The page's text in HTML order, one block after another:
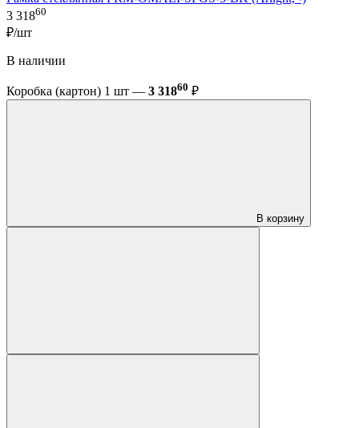
3 31860
₽/шт
В наличии
Коробка (картон) 1 шт — 3 31860 ₽
В корзину